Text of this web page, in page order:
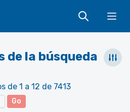
de la búsqueda
de 1 a 12 de 7413
Go